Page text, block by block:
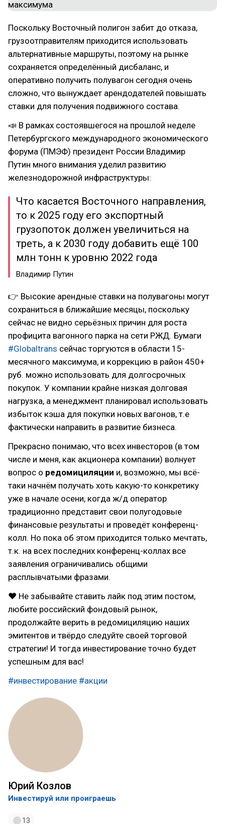
Поскольку Восточный полигон забит до отказа,
грузоотправителям приходится использовать
альтернативные маршруты, поэтому на рынке
сохраняется определённый дисбаланс, и
оперативно получить полувагон сегодня очень
сложно, что вынуждает арендодателей повышать
ставки для получения подвижного состава.
📣 В рамках состоявшегося на прошлой неделе
Петербургского международного экономического
форума (ПМЭФ) президент России Владимир
Путин много внимания уделил развитию
железнодорожной инфраструктуры:
Что касается Восточного направления,
то к 2025 году его экспортный
грузопоток должен увеличиться на
треть, а к 2030 году добавить ещё 100
млн тонн к уровню 2022 года
Владимир Путин
👉 Высокие арендные ставки на полувагоны могут
сохраниться в ближайшие месяцы, поскольку
сейчас не видно серьёзных причин для роста
профицита вагонного парка на сети РЖД. Бумаги
#Globaltrans сейчас торгуются в области 15-
месячного максимума, и коррекцию в район 450+
руб. можно использовать для долгосрочных
покупок. У компании крайне низкая долговая
нагрузка, а менеджмент планировал использовать
избыток кэша для покупки новых вагонов, т.е
фактически направить в развитие бизнеса.
Прекрасно понимаю, что всех инвесторов (в том
числе и меня, как акционера компании) волнует
вопрос о редомициляции и, возможно, мы всё-
таки начнём получать хоть какую-то конкретику
уже в начале осени, когда ж/д оператор
традиционно представит свои полугодовые
финансовые результаты и проведёт конференц-
колл. Но пока об этом приходится только мечтать,
т.к. на всех последних конференц-коллах все
заявления ограничивались общими
расплывчатыми фразами.
❤ Не забывайте ставить лайк под этим постом,
любите российский фондовый рынок,
продолжайте верить в редомициляцию наших
эмитентов и твёрдо следуйте своей торговой
стратегии! И тогда инвестирование точно будет
успешным для вас!
#инвестирование #акции
Юрий Козлов
Инвестируй или проиграешь
13